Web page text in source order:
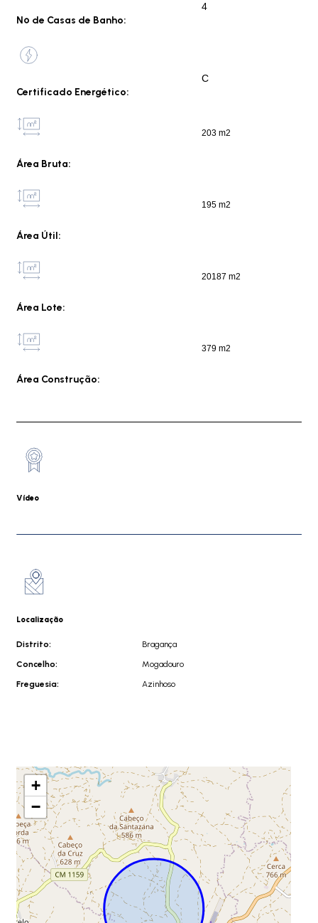
Nº de Casas de Banho:
4
Certificado Energético:
C
Área Bruta:
203 m2
Área Útil:
195 m2
Área Lote:
20187 m2
Área Construção:
379 m2
Vídeo
Localização
Distrito:
Bragança
Concelho:
Mogadouro
Freguesia:
Azinhoso
+
−